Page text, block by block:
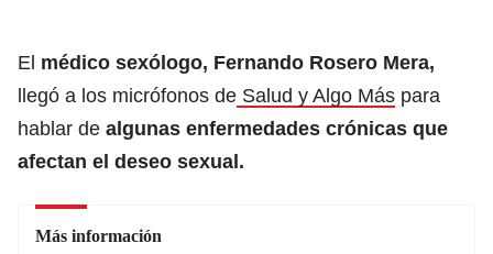
El médico sexólogo, Fernando Rosero Mera,
llegó a los micrófonos de Salud y Algo Más para
hablar de algunas enfermedades crónicas que
afectan el deseo sexual.
Más información